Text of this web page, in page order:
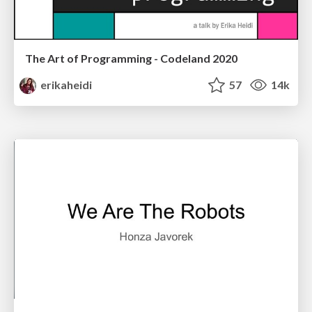
The Art of Programming - Codeland 2020
erikaheidi
57 14k